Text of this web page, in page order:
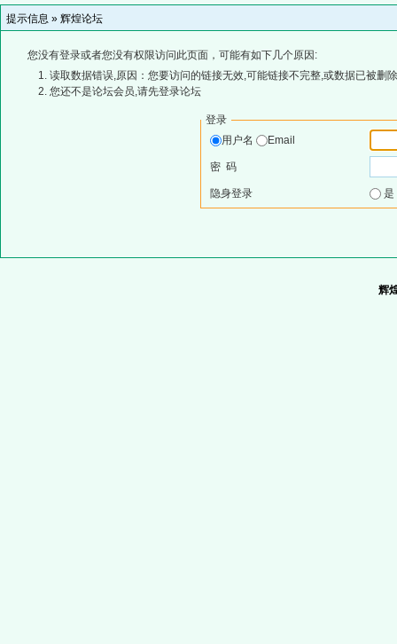
提示信息 » 辉煌论坛
您没有登录或者您没有权限访问此页面，可能有如下几个原因:
读取数据错误,原因：您要访问的链接无效,可能链接不完整,或数据已被删
您还不是论坛会员,请先登录论坛
登录
用户名
Email
密 码
隐身登录
辉